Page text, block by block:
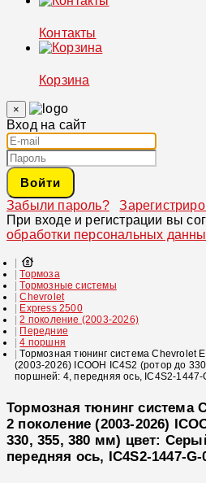
Контакты
Корзина
×
Вход на сайт
Войти
Забыли пароль?
При входе и регистрации вы
обработки персональных
Тормоза
Тормозные системы
Chevrolet
Express 2500
2 поколение (2003-2026)
Передние
4 поршня
Тормозная тюнинг система Chevrolet
(2003-2026) ICOOH IC4S2 (ротор до
поршней: 4, передняя ось, IC4S2-
Тормозная тюнинг система
2 поколение (2003-2026)
330, 355, 380 мм) цвет:
передняя ось, IC4S2-1447-G-